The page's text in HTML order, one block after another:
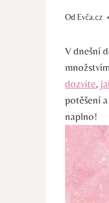
Od Evča.cz
V dnešní
dozvíte,
potěšení
naplno!